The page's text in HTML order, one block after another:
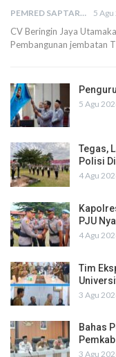
PEMRED SAPTARIUS 5
CV Beringin Jaya
Pembangunan jembatan
5 Agu
Tegas,
Polisi
4 Agu
PJU Nya
4 Agu
Tim
3 Agu
Bahas
3 Agu